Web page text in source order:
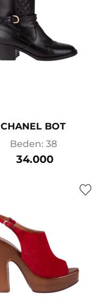
CHANEL BOT
Beden: 38
34.000